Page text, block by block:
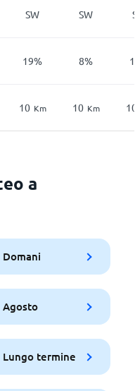
SW SW
19% 8%
10 Km 10 Km
a
Domani
Agosto
Lungo termine